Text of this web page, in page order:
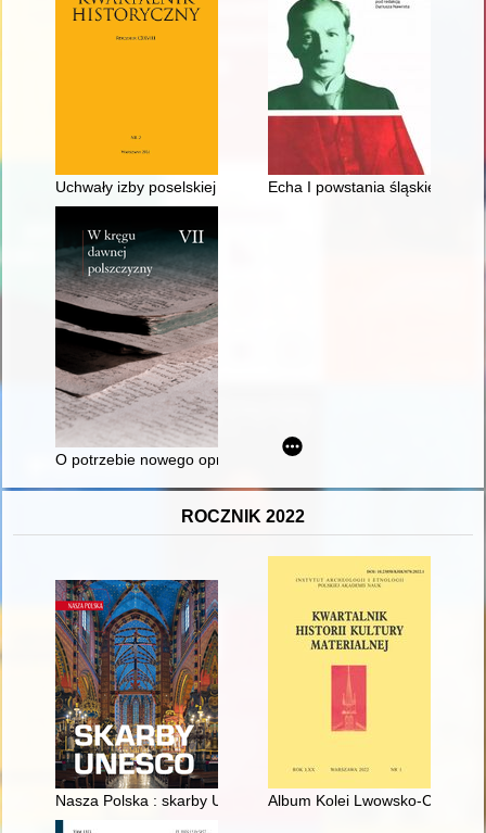
Uchwały izby poselskiej a działalność legislacyjna sejmu :
Echa I powstania śląskiego w
O potrzebie nowego opracowania fleksji staropolskiej
ROCZNIK 2022
Nasza Polska : skarby UNESCOAlbum Kolei Lwowsko-